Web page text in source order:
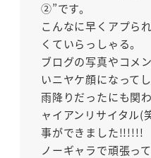
②”です。
こんなに早くアプら
くていらっしゃる。
ブログの写真やコメ
いニヤケ顔になって
雨降りだったにも関
ャイアンリサイタル(
事ができました!!!!!!
ノーギャラで頑張っ